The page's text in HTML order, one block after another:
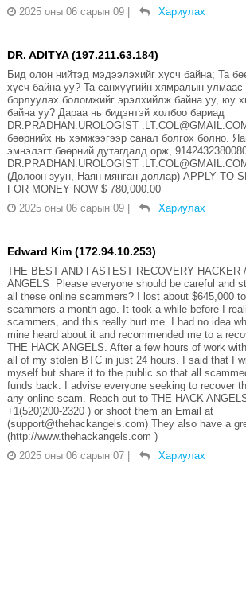
2025 оны 06 сарын 09
Хариулах
DR. ADITYA (197.211.63.184)
Бид олон нийтэд мэдээлэхийг хүсч байна; Та
хүсч байна уу? Та санхүүгийн хямралын улмаас
борлуулах боломжийг эрэлхийлж байна уу, юу
байна уу? Дараа нь бидэнтэй холбоо бариад
DR.PRADHAN.UROLOGIST
бөөрнийх нь хэмжээгээр санал болгох болно.
эмнэлэгт бөөрний дутагдалд орж,
DR.PRADHAN.UROLOGIST
(Долоон зуун, Наян мянган доллар) APPLY TO
FOR MONEY NOW $ 780,000.00
2025 оны 06 сарын 09
Хариулах
Edward Kim (172.94.10.253)
THE BEST AND FASTEST RECOVERY HACKER
ANGELS Please everyone should be careful and
all these online scammers? I lost about $645,000
scammers a month ago. It took a while before I
scammers, and this really hurt me. I had no idea
mine heard about it and recommended me to a
THE HACK ANGELS. After a few hours of work
all of my stolen BTC in just 24 hours. I said that I
myself but share it to the public so that all
funds back. I advise everyone seeking to recover
any online scam. Reach out to THE HACK
+1(520)200-2320 ) or shoot them an Email at
(support@thehackangels.com) They also have a
(http://www.thehackangels.com )
2025 оны 06 сарын 07
Хариулах